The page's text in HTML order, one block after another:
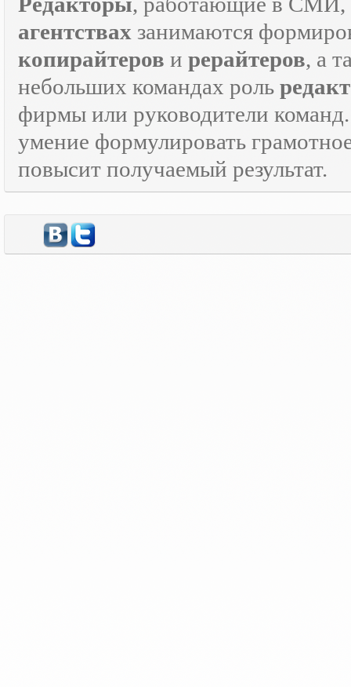
агентствах занимаются
копирайтеров и рерайтеров, а
небольших командах роль
фирмы или руководители
умение формулировать
повысит получаемый результат.